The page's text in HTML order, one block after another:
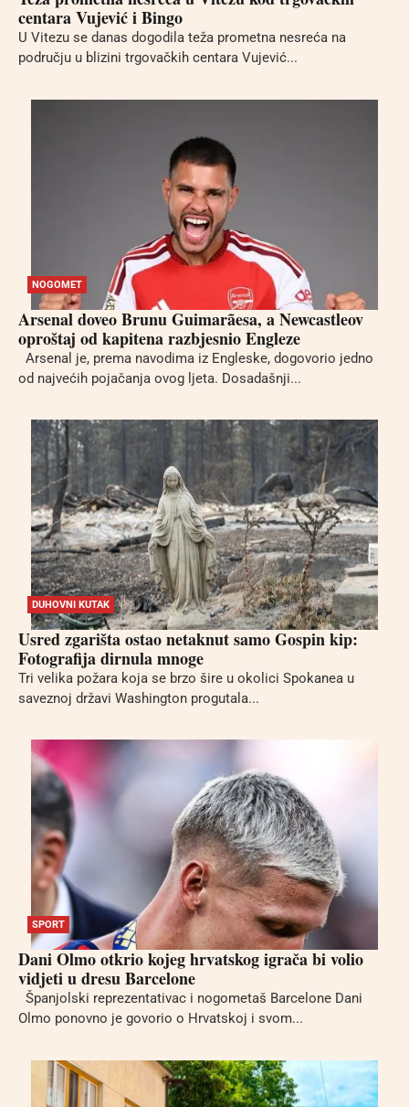
centara Vujević i Bingo
U Vitezu se danas dogodila teža prometna nesreća na
području u blizini trgovačkih centara Vujević...
NOGOMET
Arsenal doveo Brunu Guimarãesa, a Newcastleov
oproštaj od kapitena razbjesnio Engleze
Arsenal je, prema navodima iz Engleske, dogovorio jedno
od najvećih pojačanja ovog ljeta. Dosadašnji...
DUHOVNI KUTAK
Usred zgarišta ostao netaknut samo Gospin kip:
Fotografija dirnula mnoge
Tri velika požara koja se brzo šire u okolici Spokanea u
saveznoj državi Washington progutala...
SPORT
Dani Olmo otkrio kojeg hrvatskog igrača bi volio
vidjeti u dresu Barcelone
Španjolski reprezentativac i nogometaš Barcelone Dani
Olmo ponovno je govorio o Hrvatskoj i svom...